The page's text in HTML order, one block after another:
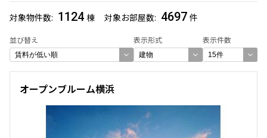
対象物件数 1124 棟 対象お部屋数 4697 件
並び替え 表示形式 表示件数
一覧から選び直す
選び方を変更する
検索対象お部屋数
4697件
オープンブルーム横浜